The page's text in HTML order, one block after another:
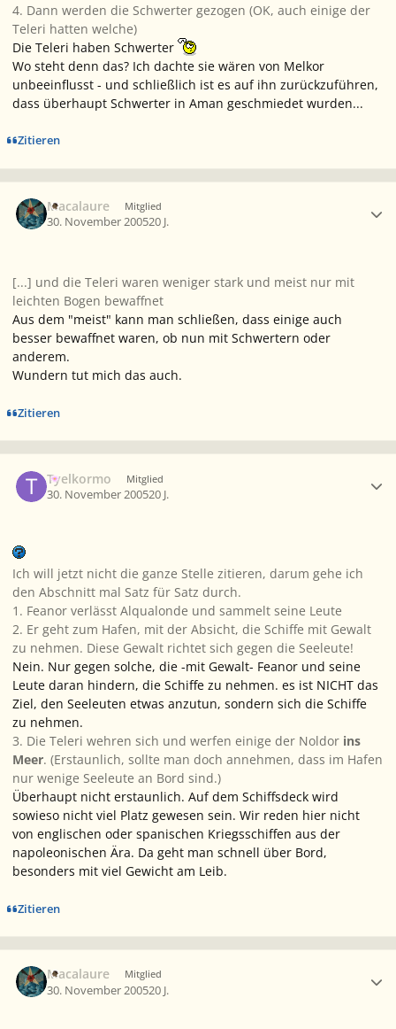
4. Dann werden die Schwerter gezogen (OK, auch einige der
Teleri hatten welche)
Die Teleri haben Schwerter
Wo steht denn das? Ich dachte sie wären von Melkor
unbeeinflusst - und schließlich ist es auf ihn zurückzuführen,
dass überhaupt Schwerter in Aman geschmiedet wurden...
Zitieren
Macalaure Mitglied
30. November 200520 J.
[...] und die Teleri waren weniger stark und meist nur mit
leichten Bogen bewaffnet
Aus dem "meist" kann man schließen, dass einige auch
besser bewaffnet waren, ob nun mit Schwertern oder
anderem.
Wundern tut mich das auch.
Zitieren
Tyelkormo Mitglied
30. November 200520 J.
Ich will jetzt nicht die ganze Stelle zitieren, darum gehe ich
den Abschnitt mal Satz für Satz durch.
1. Feanor verlässt Alqualonde und sammelt seine Leute
2. Er geht zum Hafen, mit der Absicht, die Schiffe mit Gewalt
zu nehmen. Diese Gewalt richtet sich gegen die Seeleute!
Nein. Nur gegen solche, die -mit Gewalt- Feanor und seine
Leute daran hindern, die Schiffe zu nehmen. es ist NICHT das
Ziel, den Seeleuten etwas anzutun, sondern sich die Schiffe
zu nehmen.
3. Die Teleri wehren sich und werfen einige der Noldor ins
Meer. (Erstaunlich, sollte man doch annehmen, dass im Hafen
nur wenige Seeleute an Bord sind.)
Überhaupt nicht erstaunlich. Auf dem Schiffsdeck wird
sowieso nicht viel Platz gewesen sein. Wir reden hier nicht
von englischen oder spanischen Kriegsschiffen aus der
napoleonischen Ära. Da geht man schnell über Bord,
besonders mit viel Gewicht am Leib.
Zitieren
Macalaure Mitglied
30. November 200520 J.